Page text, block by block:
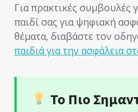
Για πρακτικές συμβουλές
παιδί σας για ψηφιακή
θέματα, διαβάστε τον
παιδιά για την ασφάλεια
Το Πιο